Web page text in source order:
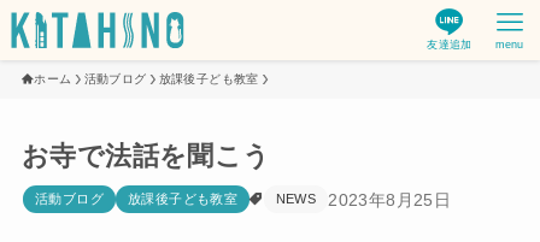
友達追加 menu
ホーム 活動ブログ 放課後子ども教室
お寺で法話を聞こう
活動ブログ 放課後子ども教室 NEWS 2023年8月25日